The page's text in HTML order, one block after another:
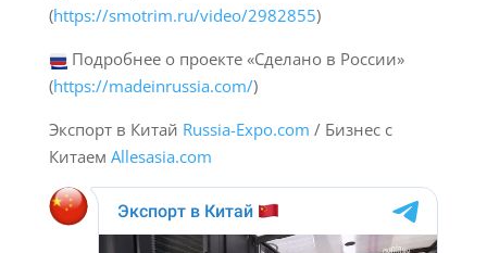
(https://smotrim.ru/video/2982855)
Подробнее о проекте «Сделано в России»
(https://madeinrussia.com/)
Экспорт в Китай Russia-Expo.com / Бизнес с
Китаем Allesasia.com